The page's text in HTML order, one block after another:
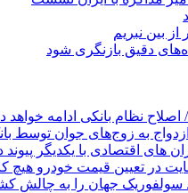
اصلاح نظام بانکی ادامه
اقتصادی با یکدیگر پیوند
در تعیین قیمت خودرو هیچ
سولفوریک جهان را به چالش